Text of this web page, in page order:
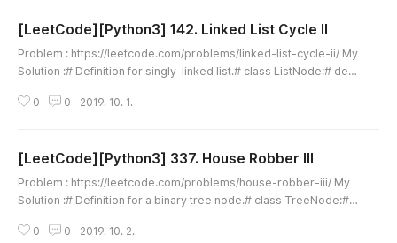
[LeetCode][Python3] 142. Linked List Cycle II
Problem : https://leetcode.com/problems/linked-list-cycle-ii/ My
Solution :# Definition for singly-linked list.# class ListNode:# def
detectCycle(self, head): p1 = p2 = head while True: try: p1 = p1.ne
0 0 2019. 10. 1.
[LeetCode][Python3] 337. House Robber III
Problem : https://leetcode.com/problems/house-robber-iii/ My
Solution :# Definition for a binary tree node.# class TreeNode:#
e class Solution: def rob(self, root): def find(node): if node: left = f
0 0 2019. 10. 2.